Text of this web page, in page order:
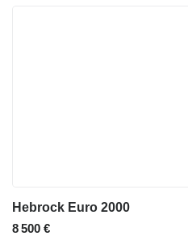
Hebrock Euro 2000
8 500 €